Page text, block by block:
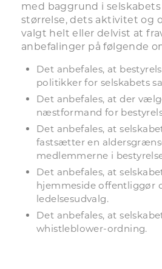
med baggrund i
størrelse, dets aktivitet og
valgt helt eller delvist at
anbefalinger på følgende
Det anbefales, at
politikker for selskabets
Det anbefales, at der
næstformand for
Det anbefales, at
fastsætter en
medlemmerne i
Det anbefales, at
hjemmeside offentliggør
ledelsesudvalg.
Det anbefales, at
whistleblower-ordning.